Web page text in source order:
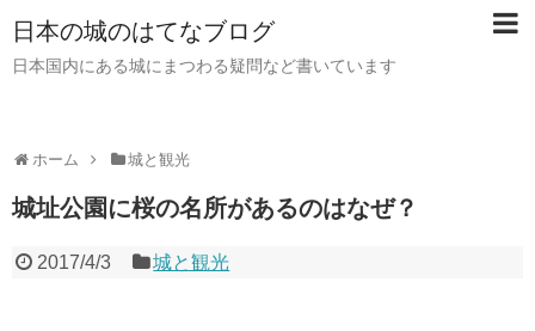
日本の城のはてなブログ
日本国内にある城にまつわる疑問など書いています
ホーム 城と観光
城址公園に桜の名所があるのはなぜ？
2017/4/3 城と観光